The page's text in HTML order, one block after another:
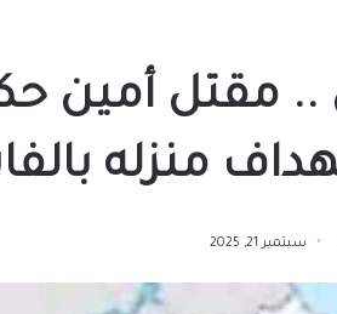
.. مقتل أمين
منزله
سبتمبر 21, 2025